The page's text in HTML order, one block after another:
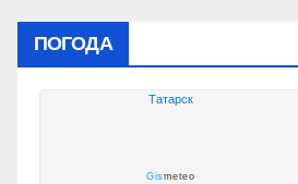
ПОГОДА
Татарск
Gismeteo